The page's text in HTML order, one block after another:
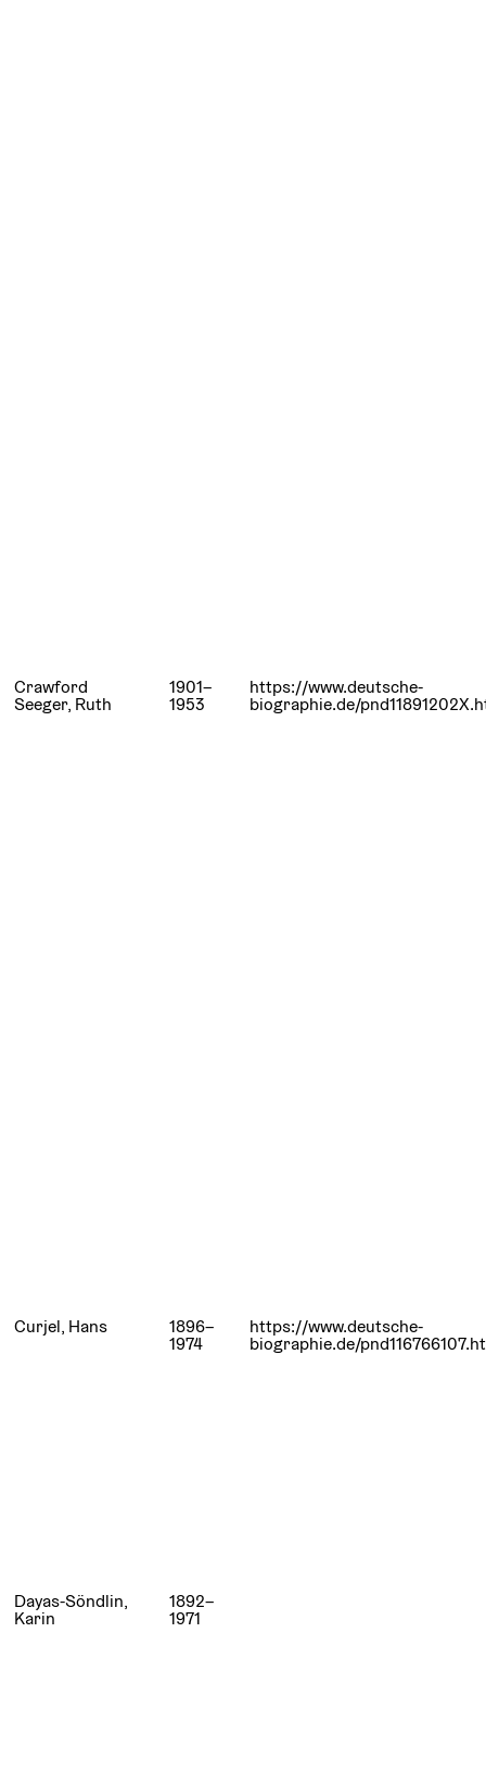
Crawford
Seeger, Ruth
1901–
1953
https://www.deutsche-
biographie.de/
Curjel, Hans 1896–
1974
https://www.deutsche-
biographie.de/
Dayas-Söndlin,
Karin
1892–
1971